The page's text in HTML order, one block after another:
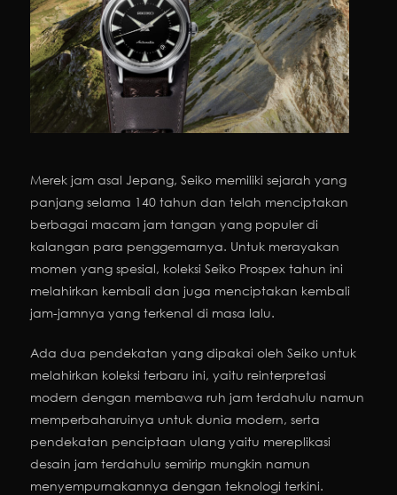
Merek jam asal Jepang, Seiko memiliki sejarah yang
panjang selama 140 tahun dan telah menciptakan
berbagai macam jam tangan yang populer di
kalangan para penggemarnya. Untuk merayakan
momen yang spesial, koleksi Seiko Prospex tahun ini
melahirkan kembali dan juga menciptakan kembali
jam-jamnya yang terkenal di masa lalu.
Ada dua pendekatan yang dipakai oleh Seiko untuk
melahirkan koleksi terbaru ini, yaitu reinterpretasi
modern dengan membawa ruh jam terdahulu namun
memperbaharuinya untuk dunia modern, serta
pendekatan penciptaan ulang yaitu mereplikasi
desain jam terdahulu semirip mungkin namun
menyempurnakannya dengan teknologi terkini.